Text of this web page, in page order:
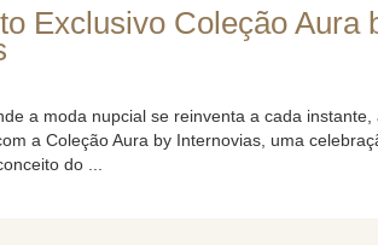
Exclusivo Coleção Aura
a moda nupcial se reinventa a cada instante,
a Coleção Aura by Internovias, uma
do ...